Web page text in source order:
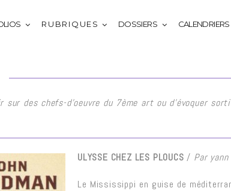
R U B R I Q U E S DOSSIERS CALENDRIERS
des chefs-d’oeuvre du 7ème art ou d’évoquer
ULYSSE CHEZ LES PLOUCS / Par
Le Mississippi en guise de